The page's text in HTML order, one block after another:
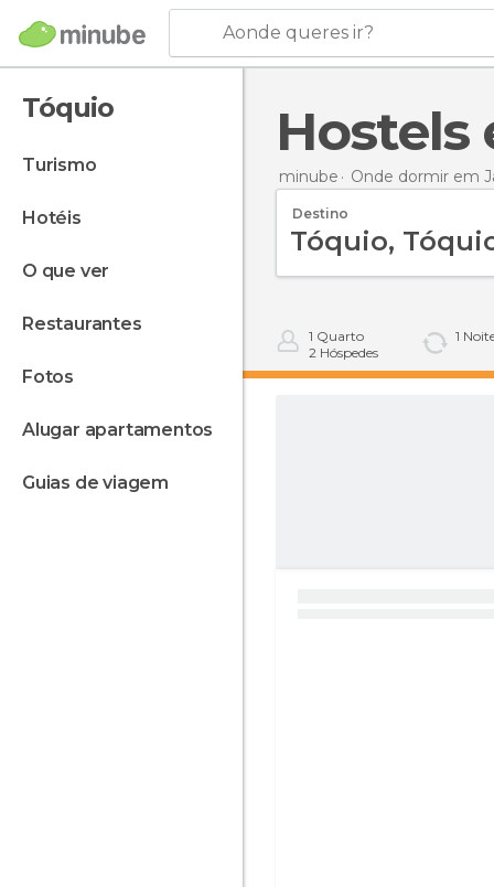
Aonde queres ir?
Tóquio
turismo
hotéis
o que ver
restaurantes
fotos
alugar apartamentos
guias de viagem
minube Onde dormir em
Destino
1 Quarto
2 Hóspedes
1